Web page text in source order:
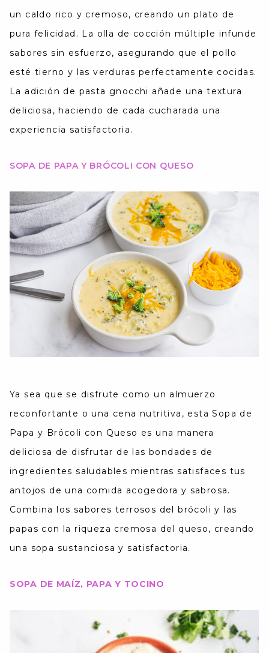
un caldo rico y cremoso, creando un plato de
pura felicidad. La olla de cocción múltiple infunde
sabores sin esfuerzo, asegurando que el pollo
esté tierno y las verduras perfectamente cocidas.
La adición de pasta gnocchi añade una textura
deliciosa, haciendo de cada cucharada una
experiencia satisfactoria.
SOPA DE PAPA Y BRÓCOLI CON QUESO
Ya sea que se disfrute como un almuerzo
reconfortante o una cena nutritiva, esta Sopa de
Papa y Brócoli con Queso es una manera
deliciosa de disfrutar de las bondades de
ingredientes saludables mientras satisfaces tus
antojos de una comida acogedora y sabrosa.
Combina los sabores terrosos del brócoli y las
papas con la riqueza cremosa del queso, creando
una sopa sustanciosa y satisfactoria.
SOPA DE MAÍZ, PAPA Y TOCINO